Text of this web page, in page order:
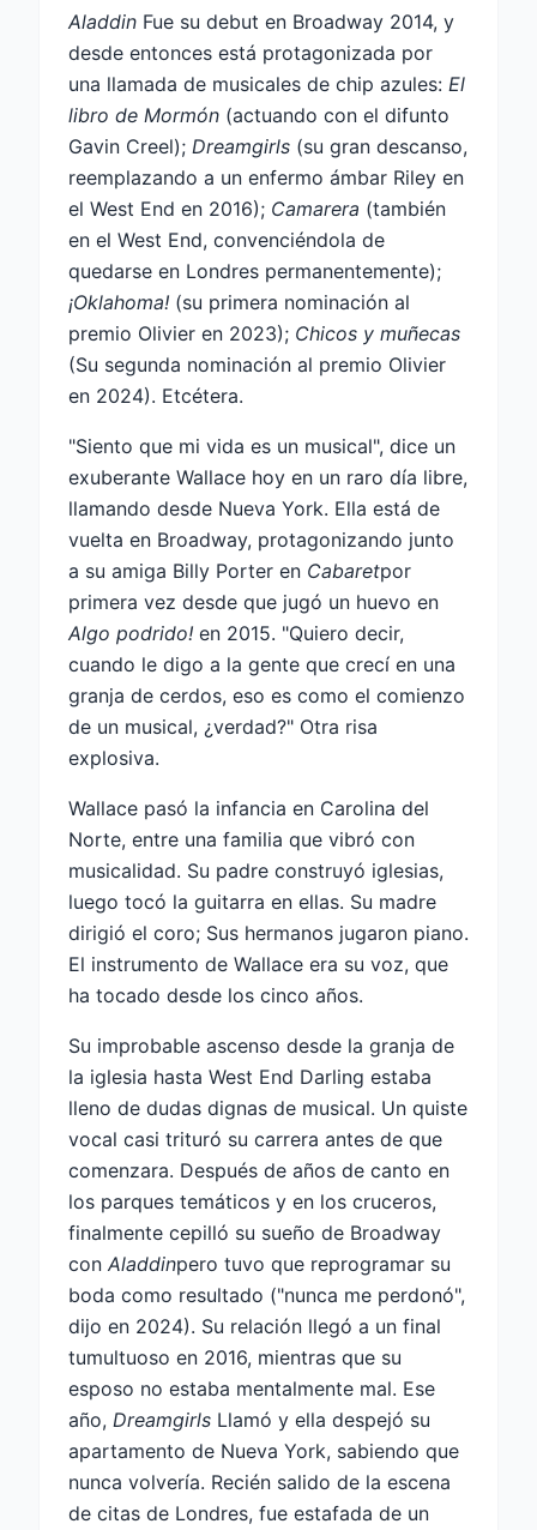
Aladdin Fue su debut en Broadway 2014, y
desde entonces está protagonizada por
una llamada de musicales de chip azules: El
libro de Mormón (actuando con el difunto
Gavin Creel); Dreamgirls (su gran descanso,
reemplazando a un enfermo ámbar Riley en
el West End en 2016); Camarera (también
en el West End, convenciéndola de
quedarse en Londres permanentemente);
¡Oklahoma! (su primera nominación al
premio Olivier en 2023); Chicos y muñecas
(Su segunda nominación al premio Olivier
en 2024). Etcétera.
"Siento que mi vida es un musical", dice un
exuberante Wallace hoy en un raro día libre,
llamando desde Nueva York. Ella está de
vuelta en Broadway, protagonizando junto
a su amiga Billy Porter en Cabaretpor
primera vez desde que jugó un huevo en
Algo podrido! en 2015. "Quiero decir,
cuando le digo a la gente que crecí en una
granja de cerdos, eso es como el comienzo
de un musical, ¿verdad?" Otra risa
explosiva.
Wallace pasó la infancia en Carolina del
Norte, entre una familia que vibró con
musicalidad. Su padre construyó iglesias,
luego tocó la guitarra en ellas. Su madre
dirigió el coro; Sus hermanos jugaron piano.
El instrumento de Wallace era su voz, que
ha tocado desde los cinco años.
Su improbable ascenso desde la granja de
la iglesia hasta West End Darling estaba
lleno de dudas dignas de musical. Un quiste
vocal casi trituró su carrera antes de que
comenzara. Después de años de canto en
los parques temáticos y en los cruceros,
finalmente cepilló su sueño de Broadway
con Aladdinpero tuvo que reprogramar su
boda como resultado ("nunca me perdonó",
dijo en 2024). Su relación llegó a un final
tumultuoso en 2016, mientras que su
esposo no estaba mentalmente mal. Ese
año, Dreamgirls Llamó y ella despejó su
apartamento de Nueva York, sabiendo que
nunca volvería. Recién salido de la escena
de citas de Londres, fue estafada de un